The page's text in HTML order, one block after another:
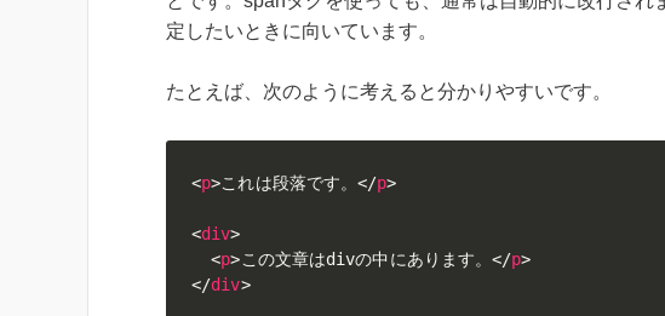
定したいときに向いています。
たとえば、次のように考えると分かりやすいです。
<p>これは段落です。</p>
<div>
<p>この文章はdivの中にあります。</p>
</div>